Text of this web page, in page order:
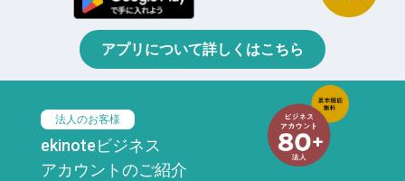
アプリについて詳しくはこちら
法人のお客様
ekinoteビジネス
アカウントのご紹介